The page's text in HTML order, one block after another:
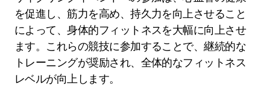
を促進し、筋力を高め、持久力を向上させること
によって、身体的フィットネスを大幅に向上させ
ます。これらの競技に参加することで、継続的な
トレーニングが奨励され、全体的なフィットネス
レベルが向上します。